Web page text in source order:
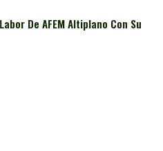
De AFEM Altiplano Con Su